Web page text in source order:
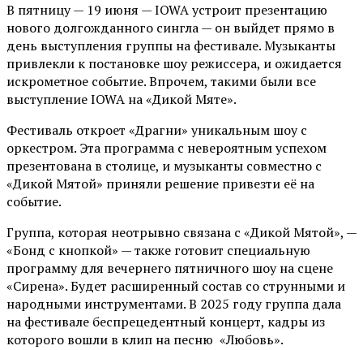
В пятницу — 19 июня — IOWA устроит презентацию
нового долгожданного сингла — он выйдет прямо в
день выступления группы на фестивале. Музыканты
привлекли к постановке шоу режиссера, и ожидается
искрометное событие. Впрочем, такими были все
выступление IOWA на «Дикой Мяте».
Фестиваль откроет «Драгни» уникальным шоу с
оркестром. Эта программа с невероятным успехом
презентована в столице, и музыканты совместно с
«Дикой Мятой» приняли решение привезти её на
событие.
Группа, которая неотрывно связана с «Дикой Мятой», —
«Бонд с кнопкой» — также готовит специальную
программу для вечернего пятничного шоу на сцене
«Сирена». Будет расширенный состав со струнными и
народными инструментами. В 2025 году группа дала
на фестивале беспрецедентный концерт, кадры из
которого вошли в клип на песню «Любовь».